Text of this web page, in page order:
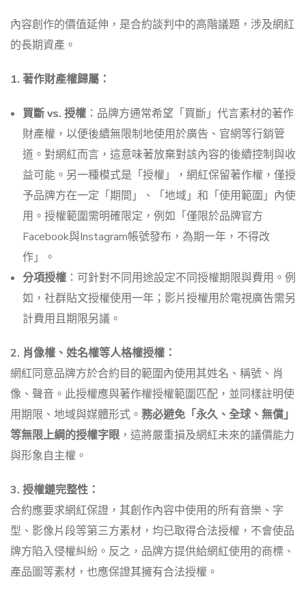
內容創作的價值延伸，是合約談判中的高階議題，涉及網紅
的長期資產。
1. 著作財產權歸屬：
買斷 vs. 授權 ：品牌方通常希望「買斷」代言素材的著作
財產權，以便後續無限制地使用於廣告、官網等行銷管
道。對網紅而言，這意味著放棄對該內容的後續控制與收
益可能。另一種模式是「授權」，網紅保留著作權，僅授
予品牌方在一定「期間」、「地域」和「使用範圍」內使
用。授權範圍需明確限定，例如「僅限於品牌官方
Facebook與Instagram帳號發布，為期一年，不得改
作」。
分項授權 ：可針對不同用途設定不同授權期限與費用。例
如，社群貼文授權使用一年；影片授權用於電視廣告需另
計費用且期限另議。
2. 肖像權、姓名權等人格權授權：
網紅同意品牌方於合約目的範圍內使用其姓名、稱號、肖
像、聲音。此授權應與著作權授權範圍匹配，並同樣註明使
用期限、地域與媒體形式。 務必避免「永久、全球、無償」
等無限上綱的授權字眼 ，這將嚴重損及網紅未來的議價能力
與形象自主權。
3. 授權鏈完整性：
合約應要求網紅保證，其創作內容中使用的所有音樂、字
型、影像片段等第三方素材，均已取得合法授權，不會使品
牌方陷入侵權糾紛。反之，品牌方提供給網紅使用的商標、
產品圖等素材，也應保證其擁有合法授權。